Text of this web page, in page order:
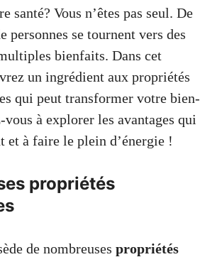
santé? Vous n’êtes pas seul. De
personnes se tournent vers des
bienfaits. Dans cet
un ingrédient aux propriétés
qui peut transformer votre bien-
vous à explorer les avantages qui
et à faire le plein d’énergie !
propriétés
de nombreuses propriétés